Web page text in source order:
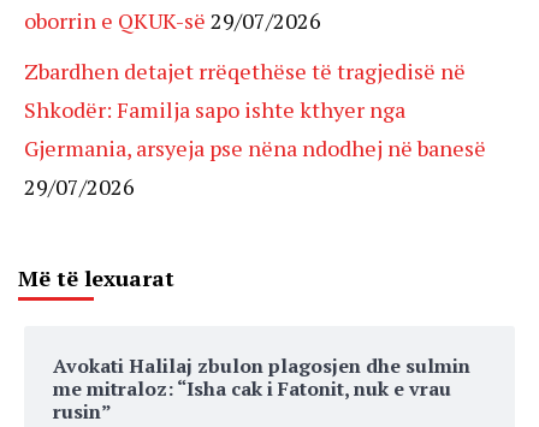
oborrin e QKUK-së 29/07/2026
Zbardhen detajet rrëqethëse të tragjedisë në
Shkodër: Familja sapo ishte kthyer nga
Gjermania, arsyeja pse nëna ndodhej në banesë
29/07/2026
Më të lexuarat
Avokati Halilaj zbulon plagosjen dhe sulmin
me mitraloz: “Isha cak i Fatonit, nuk e vrau
rusin”